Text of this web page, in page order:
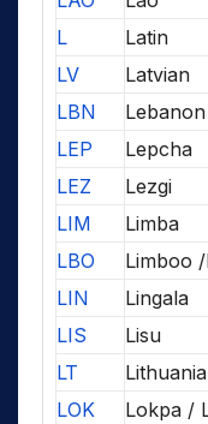
L
Latin
LV
Latvian
LBN
LEP
Lepcha
LEZ
Lezgi
LIM
Limba
LBO
Limboo
LIN
Lingala
LIS
Lisu
LT
LOK
Lokpa /